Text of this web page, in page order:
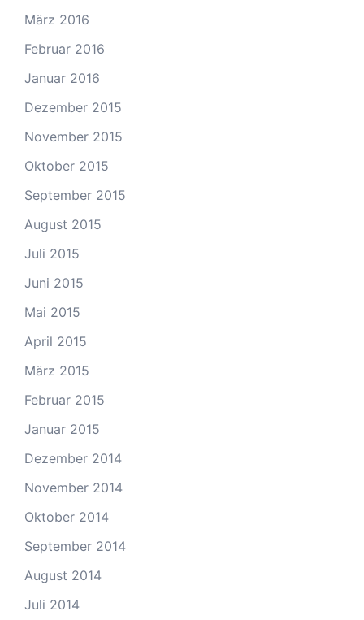
März 2016
Februar 2016
Januar 2016
Dezember 2015
November 2015
Oktober 2015
September 2015
August 2015
Juli 2015
Juni 2015
Mai 2015
April 2015
März 2015
Februar 2015
Januar 2015
Dezember 2014
November 2014
Oktober 2014
September 2014
August 2014
Juli 2014